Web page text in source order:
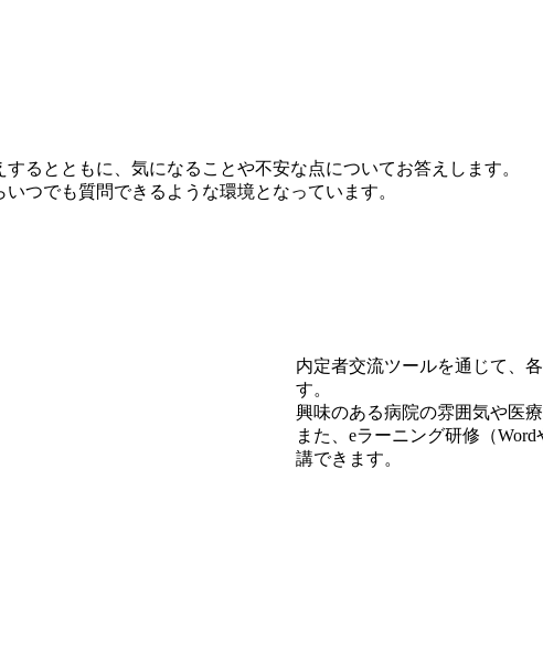
るとともに、気になることや不安な点についてお答えします。
つでも質問できるような環境となっています。
内定者交流ツールを通じて、
す。
興味のある病院の雰囲気や医
また、eラーニング研修（
講できます。